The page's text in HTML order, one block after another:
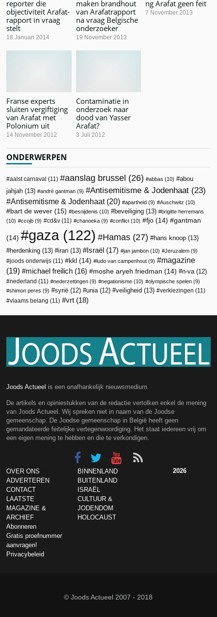
reporter die
objectiviteit Arafat-
rapport in vraag
stelt
18 Januari 2014
maken brandhout
van Arafatrapport
na vraag Belgische
onderzoeker
19 November 2013
ng Arafat geen feit
7 November 2013
Franse experts
sluiten vergiftiging
van Arafat met
Polonium uit
14 November 2012
Contaminatie in
onderzoek naar
dood van Yasser
Arafat?
3 Juli 2012
ONDERWERPEN
aalst carnaval (11) aanslag brussel (26) abbas (10)
abou
jahjah (13) andré gantman (9) Antisemitisme & Jodenhaat (23)
Antisemitisme & Jodenhaat(20) apartheid (9) Auschwitz (10)
bart de wever (15) besnijdenis (10) beveiliging (13)
brigitte herremans
(10)
ccojb (9) cd&v (11) chanoeka (9) conflict (10) fjo (14) gantman
(14) gaza(122) Hamas (27) hans knoop (13)
herdenking (13) iran (13) Israël (17) jan jambon (10) Jeruzalem (9)
joods onderwijs (11) kkl (14) ludo van campenhout (9)
magazine
(19)
michael freilich (16) moshe aryeh friedman (14) n-va(12)
nederland (11) nederzettingen (9) negationisme (10) olympische spelen (9)
shimon peres (9) syrië (12) unia(12) veiligheid (13) verkiezingen (11)
vlaams belang (11) vrt (18)
Joods Actueel is een onafhankelijk nieuwsmedium.
De artikels en opiniestukken van de redactie vertolken enkel de mening
van Joods Actueel. Wij spreken niet in naam van de Joodse
gemeenschap. De Joodse gemeenschap in België heeft geen
gemandateerde feitelijke vertegenwoordiging. Het staat iedereen vrij om
een eigen mening te hebben en die te verkondigen.
OVER ONS
ADVERTEREN
CONTACT
LAATSTE
MAGAZINE &
ARCHIEF
Abonneren
Gratis proefnummer
aanvragen!
Privacybeleid
BINNENLAND
BUITENLAND
ISRAËL
CULTUUR &
JODENDOM
HOLOCAUST
2026
© Joods Actueel 2007 - 2018